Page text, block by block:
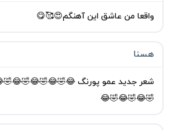
واقعا من عاشق این آهنگم😍🥰😋
هسنا
شعر جدید عمو پورنگ
🤣😂🤣😂🤣😂